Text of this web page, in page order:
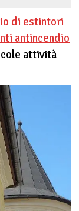
di estintori
antincendio
attività